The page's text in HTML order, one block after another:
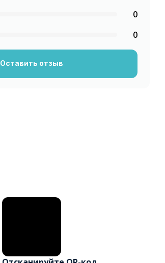
0
0
Оставить отзыв